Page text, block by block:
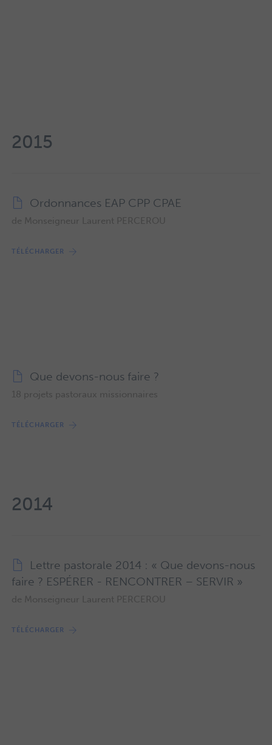
2015
Ordonnances EAP CPP CPAE
de Monseigneur Laurent PERCEROU
TÉLÉCHARGER
Que devons-nous faire ?
18 projets pastoraux missionnaires
TÉLÉCHARGER
2014
Lettre pastorale 2014 : « Que devons-nous
faire ? ESPÉRER - RENCONTRER – SERVIR »
de Monseigneur Laurent PERCEROU
TÉLÉCHARGER